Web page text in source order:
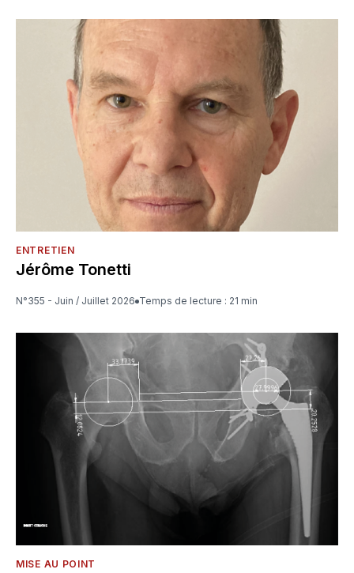
ENTRETIEN
Jérôme Tonetti
N°355 - Juin / Juillet 2026 Temps de lecture : 21 min
MISE AU POINT